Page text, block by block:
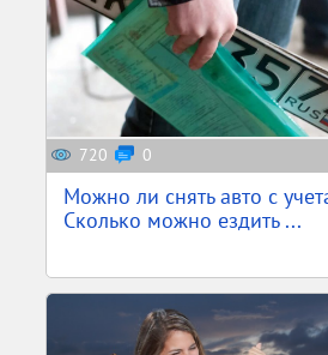
720 0
Можно ли снять авто с
Сколько можно ездить ...